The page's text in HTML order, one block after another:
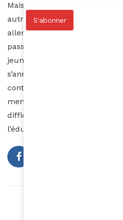
Mais Dorothy est aussi une
autres. Elle aime passer du
aller au bal de promo et
passe-temps. Elle est
jeunesse et à vivre sa vie au
s’annonce prometteur pour
continuer à travailler dans le
mentale et d’aider les jeunes
difficultés. Elle est également
l’éducation et souhaite un
S'abonner